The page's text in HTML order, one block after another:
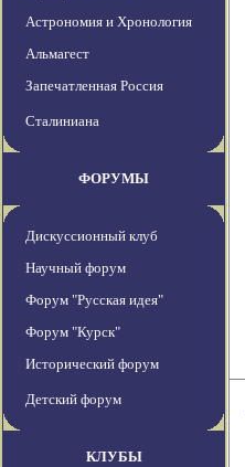
Астрономия и Хронология
Альмагест
Запечатленная Россия
Сталиниана
ФОРУМЫ
Дискуссионный клуб
Научный форум
Форум "Русская идея"
Форум "Курск"
Исторический форум
Детский форум
КЛУБЫ